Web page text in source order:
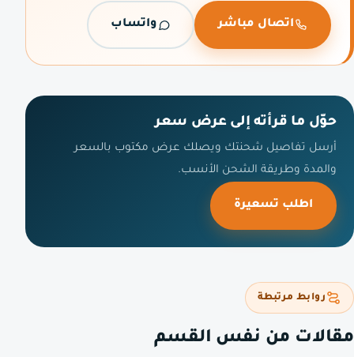
اتصال مباشر واتساب
حوّل ما قرأته إلى عرض سعر
أرسل تفاصيل شحنتك ويصلك عرض مكتوب بالسعر
والمدة وطريقة الشحن الأنسب.
اطلب تسعيرة
روابط مرتبطة
مقالات من نفس القسم